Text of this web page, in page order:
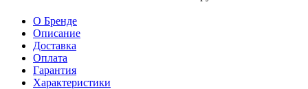
О Бренде
Описание
Доставка
Оплата
Гарантия
Характеристики